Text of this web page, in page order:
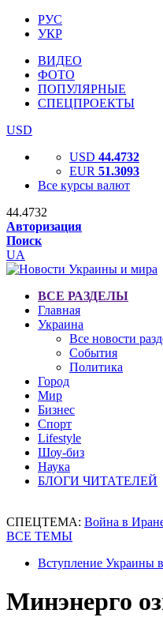
РУС
УКР
ВИДЕО
ФОТО
ПОПУЛЯРНЫЕ
СПЕЦПРОЕКТЫ
USD
USD 44.4732
EUR 51.3093
Все курсы валют
44.4732
Авторизация
Поиск
UA
ВСЕ РАЗДЕЛЫ
Главная
Украина
Все новости
События
Политика
Город
Мир
Бизнес
Спорт
Lifestyle
Шоу-биз
Наука
БЛОГИ ЧИТАТЕЛЕЙ
СПЕЦТЕМА: Война в
ВСЕ ТЕМЫ
Вступление Украины
Минэнерго